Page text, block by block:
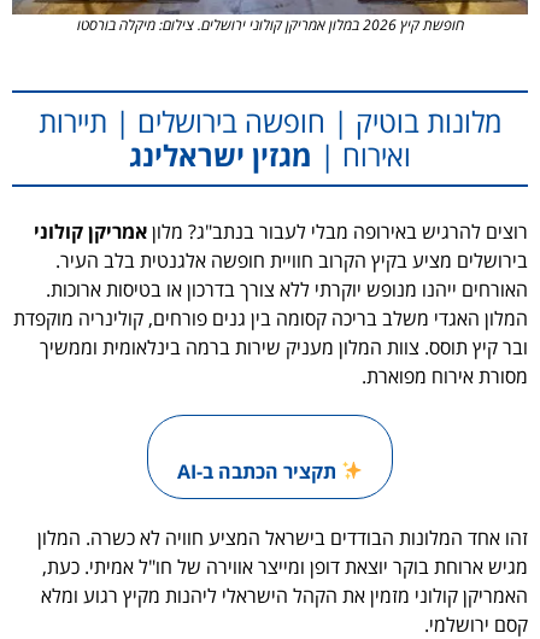
חופשת קיץ 2026 במלון אמריקן קולוני ירושלים. צילום: מיקלה בורסטו
מלונות בוטיק | חופשה בירושלים | תיירות
ואירוח | מגזין ישראלינג
רוצים להרגיש באירופה מבלי לעבור בנתב"ג? מלוןאמריקן קולוני
בירושלים מציע בקיץ הקרוב חוויית חופשה אלגנטית בלב העיר.
האורחים ייהנו מנופש יוקרתי ללא צורך בדרכון או בטיסות ארוכות.
המלון האגדי משלב בריכה קסומה בין גנים פורחים, קולינריה מוקפדת
ובר קיץ תוסס. צוות המלון מעניק שירות ברמה בינלאומית וממשיך
מסורת אירוח מפוארת.
תקציר הכתבה ב-AI
זהו אחד המלונות הבודדים בישראל המציע חוויה לא כשרה. המלון
מגיש ארוחת בוקר יוצאת דופן ומייצר אווירה של חו"ל אמיתי. כעת,
האמריקן קולוני מזמין את הקהל הישראלי ליהנות מקיץ רגוע ומלא
קסם ירושלמי.